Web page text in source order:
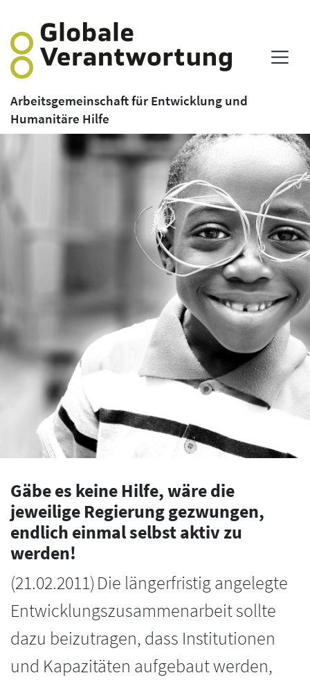
Arbeitsgemeinschaft für Entwicklung und
Humanitäre Hilfe
Gäbe es keine Hilfe, wäre die
jeweilige Regierung gezwungen,
endlich einmal selbst aktiv zu
werden!
(21.02.2011) Die längerfristig angelegte
Entwicklungszusammenarbeit sollte
dazu beizutragen, dass Institutionen
und Kapazitäten aufgebaut werden,